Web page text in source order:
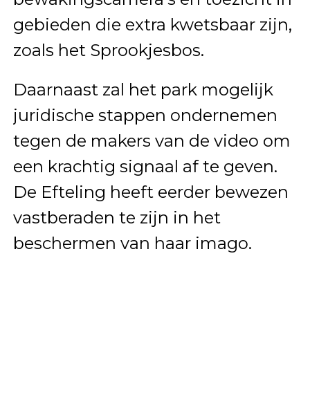
gebieden die extra kwetsbaar zijn,
zoals het Sprookjesbos.
Daarnaast zal het park mogelijk
juridische stappen ondernemen
tegen de makers van de video om
een krachtig signaal af te geven.
De Efteling heeft eerder bewezen
vastberaden te zijn in het
beschermen van haar imago.